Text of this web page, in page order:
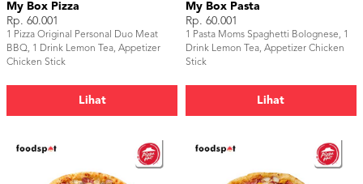
My Box Pizza
Rp. 60.001
1 Pizza Original Personal Duo Meat
BBQ, 1 Drink Lemon Tea, Appetizer
Chicken Stick
Lihat
My Box Pasta
Rp. 60.001
1 Pasta Moms Spaghetti Bolognese, 1
Drink Lemon Tea, Appetizer Chicken
Stick
Lihat